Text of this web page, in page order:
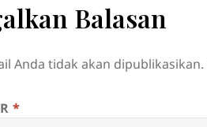
Balasan
Anda tidak akan dipublikasikan.
*